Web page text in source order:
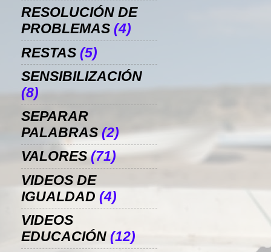
RESOLUCIÓN DE
PROBLEMAS (4)
RESTAS (5)
SENSIBILIZACIÓN
(8)
SEPARAR
PALABRAS (2)
VALORES (71)
VIDEOS DE
IGUALDAD (4)
VIDEOS
EDUCACIÓN (12)